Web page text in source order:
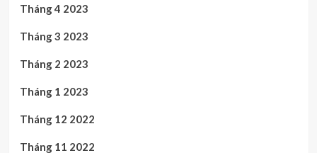
Tháng 4 2023
Tháng 3 2023
Tháng 2 2023
Tháng 1 2023
Tháng 12 2022
Tháng 11 2022